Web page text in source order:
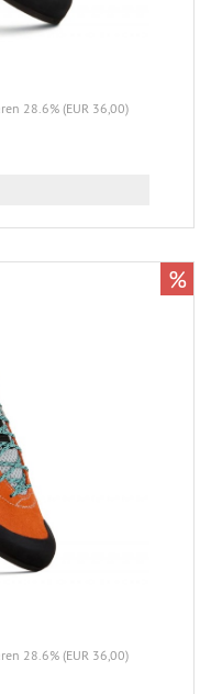
28.6% (EUR 36,00)
28.6% (EUR 36,00)
%